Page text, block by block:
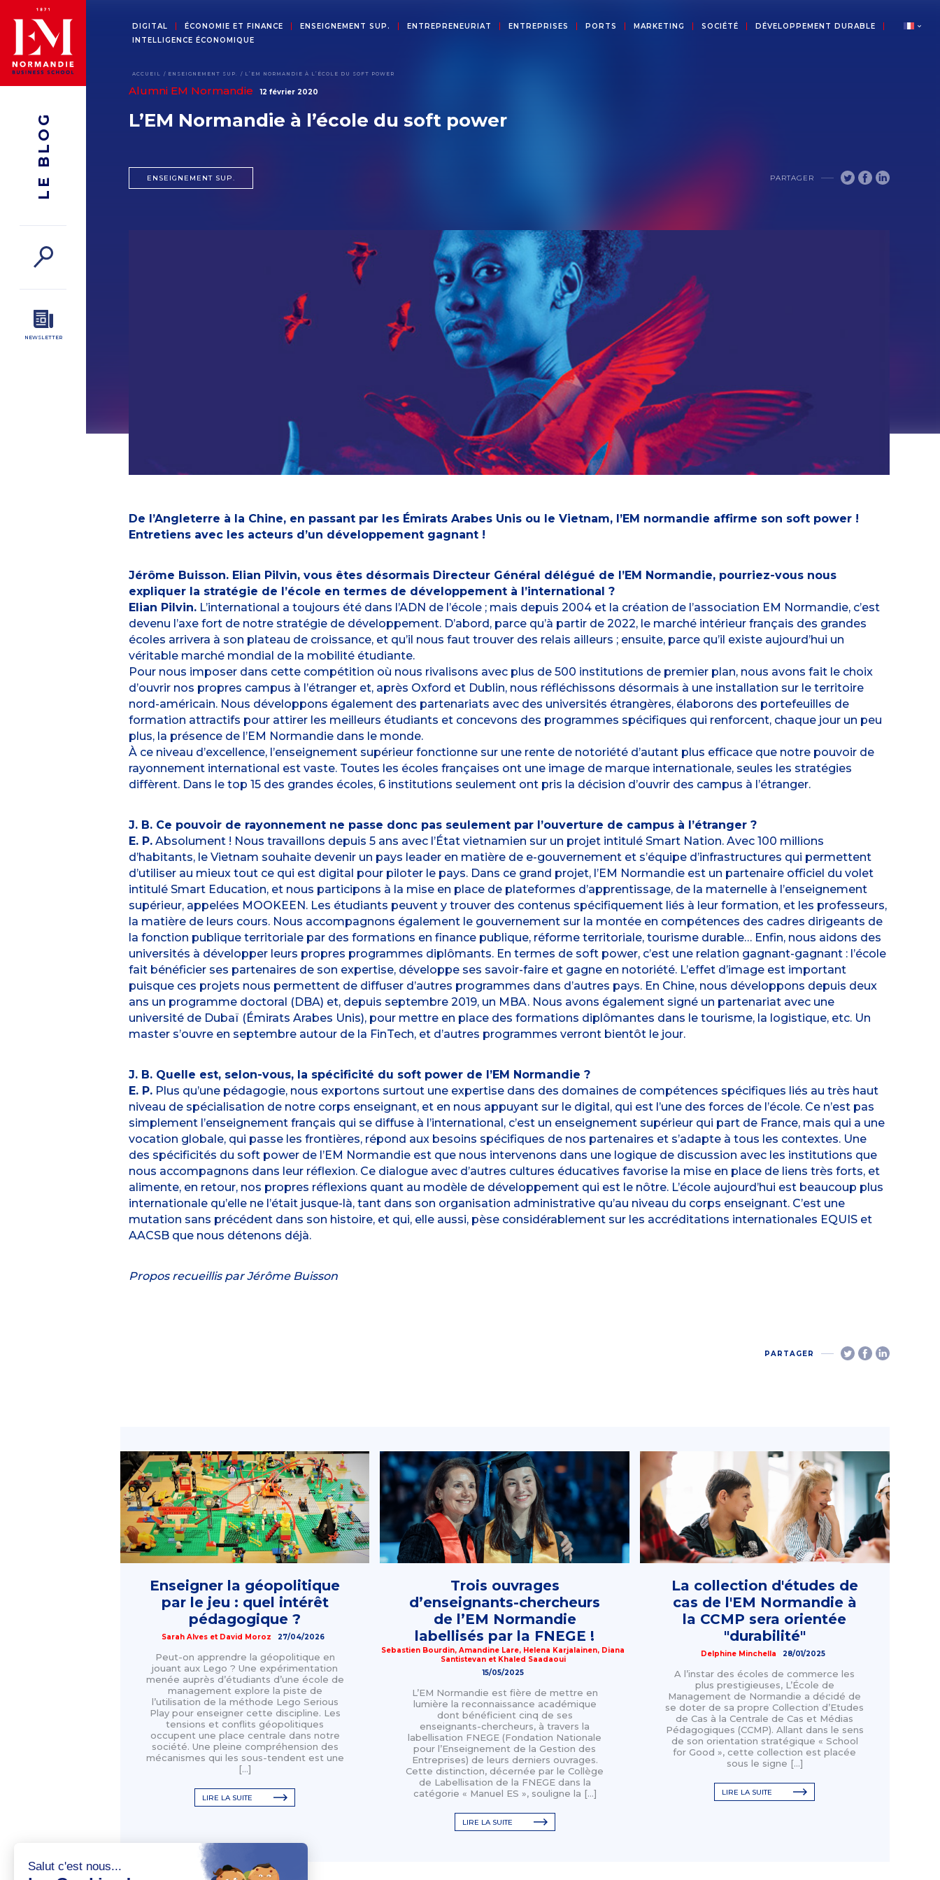
DIGITAL ÉCONOMIE ET FINANCE ENSEIGNEMENT SUP. ENTREPRENEURIAT ENTREPRISES PORTS MARKETING SOCIÉTÉ
DÉVELOPPEMENT DURABLE
INTELLIGENCE ÉCONOMIQUE
ACCUEIL ENSEIGNEMENT SUP. L’EM NORMANDIE À L’ÉCOLE DU SOFT POWER
LE BLOG
NEWSLETTER
Alumni EM Normandie 12 février 2020
L’EM Normandie à l’école du soft power
ENSEIGNEMENT SUP. PARTAGER
De l’Angleterre à la Chine, en passant par les Émirats Arabes Unis ou le Vietnam, l’EM normandie affirme son soft power !
Entretiens avec les acteurs d’un développement gagnant !
Jérôme Buisson. Elian Pilvin, vous êtes désormais Directeur Général délégué de l’EM Normandie, pourriez-vous nous
expliquer la stratégie de l’école en termes de développement à l’international ?
Elian Pilvin.L’international a toujours été dans l’ADN de l’école ; mais depuis 2004 et la création de l’association EM Normandie, c’est
devenu l’axe fort de notre stratégie de développement. D’abord, parce qu’à partir de 2022, le marché intérieur français des grandes
écoles arrivera à son plateau de croissance, et qu’il nous faut trouver des relais ailleurs ; ensuite, parce qu’il existe aujourd’hui un
véritable marché mondial de la mobilité étudiante.
Pour nous imposer dans cette compétition où nous rivalisons avec plus de 500 institutions de premier plan, nous avons fait le choix
d’ouvrir nos propres campus à l’étranger et, après Oxford et Dublin, nous réfléchissons désormais à une installation sur le territoire
nord-américain. Nous développons également des partenariats avec des universités étrangères, élaborons des portefeuilles de
formation attractifs pour attirer les meilleurs étudiants et concevons des programmes spécifiques qui renforcent, chaque jour un peu
plus, la présence de l’EM Normandie dans le monde.
À ce niveau d’excellence, l’enseignement supérieur fonctionne sur une rente de notoriété d’autant plus efficace que notre pouvoir de
rayonnement international est vaste. Toutes les écoles françaises ont une image de marque internationale, seules les stratégies
diffèrent. Dans le top 15 des grandes écoles, 6 institutions seulement ont pris la décision d’ouvrir des campus à l’étranger.
J. B. Ce pouvoir de rayonnement ne passe donc pas seulement par l’ouverture de campus à l’étranger ?
E. P.Absolument ! Nous travaillons depuis 5 ans avec l’État vietnamien sur un projet intitulé Smart Nation. Avec 100 millions
d’habitants, le Vietnam souhaite devenir un pays leader en matière de e-gouvernement et s’équipe d’infrastructures qui permettent
d’utiliser au mieux tout ce qui est digital pour piloter le pays. Dans ce grand projet, l’EM Normandie est un partenaire officiel du volet
intitulé Smart Education, et nous participons à la mise en place de plateformes d’apprentissage, de la maternelle à l’enseignement
supérieur, appelées MOOKEEN. Les étudiants peuvent y trouver des contenus spécifiquement liés à leur formation, et les professeurs,
la matière de leurs cours. Nous accompagnons également le gouvernement sur la montée en compétences des cadres dirigeants de
la fonction publique territoriale par des formations en finance publique, réforme territoriale, tourisme durable… Enfin, nous aidons des
universités à développer leurs propres programmes diplômants. En termes de soft power, c’est une relation gagnant-gagnant : l’école
fait bénéficier ses partenaires de son expertise, développe ses savoir-faire et gagne en notoriété. L’effet d’image est important
puisque ces projets nous permettent de diffuser d’autres programmes dans d’autres pays. En Chine, nous développons depuis deux
ans un programme doctoral (DBA) et, depuis septembre 2019, un MBA. Nous avons également signé un partenariat avec une
université de Dubaï (Émirats Arabes Unis), pour mettre en place des formations diplômantes dans le tourisme, la logistique, etc. Un
master s’ouvre en septembre autour de la FinTech, et d’autres programmes verront bientôt le jour.
J. B. Quelle est, selon-vous, la spécificité du soft power de l’EM Normandie ?
E. P.Plus qu’une pédagogie, nous exportons surtout une expertise dans des domaines de compétences spécifiques liés au très haut
niveau de spécialisation de notre corps enseignant, et en nous appuyant sur le digital, qui est l’une des forces de l’école. Ce n’est pas
simplement l’enseignement français qui se diffuse à l’international, c’est un enseignement supérieur qui part de France, mais qui a une
vocation globale, qui passe les frontières, répond aux besoins spécifiques de nos partenaires et s’adapte à tous les contextes. Une
des spécificités du soft power de l’EM Normandie est que nous intervenons dans une logique de discussion avec les institutions que
nous accompagnons dans leur réflexion. Ce dialogue avec d’autres cultures éducatives favorise la mise en place de liens très forts, et
alimente, en retour, nos propres réflexions quant au modèle de développement qui est le nôtre. L’école aujourd’hui est beaucoup plus
internationale qu’elle ne l’était jusque-là, tant dans son organisation administrative qu’au niveau du corps enseignant. C’est une
mutation sans précédent dans son histoire, et qui, elle aussi, pèse considérablement sur les accréditations internationales EQUIS et
AACSB que nous détenons déjà.
Propos recueillis par Jérôme Buisson
PARTAGER
Enseigner la géopolitique
par le jeu : quel intérêt
pédagogique ?
Sarah Alves et David Moroz 27/04/2026
Peut-on apprendre la géopolitique en
jouant aux Lego ? Une expérimentation
menée auprès d’étudiants d’une école de
management explore la piste de
l’utilisation de la méthode Lego Serious
Play pour enseigner cette discipline. Les
tensions et conflits géopolitiques
occupent une place centrale dans notre
société. Une pleine compréhension des
mécanismes qui les sous-tendent est une
[…]
LIRE LA SUITE
Trois ouvrages
d’enseignants-chercheurs
de l’EM Normandie
labellisés par la FNEGE !
Sebastien Bourdin,Amandine Lare, Helena Karjalainen, Diana
Santistevanet Khaled Saadaoui
15/05/2025
L’EM Normandie est fière de mettre en
lumière la reconnaissance académique
dont bénéficient cinq de ses
enseignants-chercheurs, à travers la
labellisation FNEGE (Fondation Nationale
pour l’Enseignement de la Gestion des
Entreprises) de leurs derniers ouvrages.
Cette distinction, décernée par le Collège
de Labellisation de la FNEGE dans la
catégorie « Manuel ES », souligne la […]
LIRE LA SUITE
La collection d'études de
cas de l'EM Normandie à
la CCMP sera orientée
"durabilité"
Delphine Minchella 28/01/2025
A l’instar des écoles de commerce les
plus prestigieuses, L’École de
Management de Normandie a décidé de
se doter de sa propre Collection d’Etudes
de Cas à la Centrale de Cas et Médias
Pédagogiques (CCMP). Allant dans le sens
de son orientation stratégique « School
for Good », cette collection est placée
sous le signe […]
LIRE LA SUITE
AUTEUR(S)